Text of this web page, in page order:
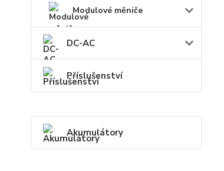
Modulové měniče
DC-AC
Příslušenství
Akumulátory